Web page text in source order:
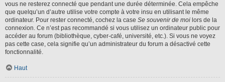
vous ne resterez connecté que pendant une durée déterminée. Cela empêche
que quelqu’un d’autre utilise votre compte à votre insu en utilisant le même
ordinateur. Pour rester connecté, cochez la case Se souvenir de moi lors de la
connexion. Ce n’est pas recommandé si vous utilisez un ordinateur public pour
accéder au forum (bibliothèque, cyber-café, université, etc.). Si vous ne voyez
pas cette case, cela signifie qu’un administrateur du forum a désactivé cette
fonctionnalité.
Haut